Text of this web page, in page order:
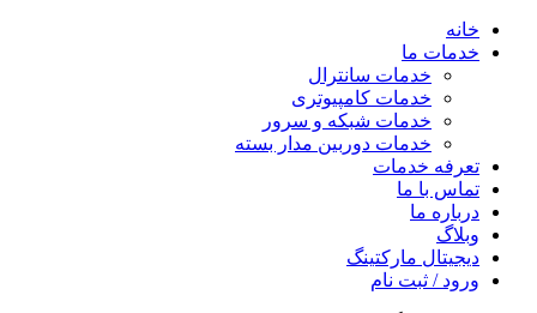
خانه
خدمات ما
خدمات سانترال
خدمات کامپیوتری
خدمات شبکه و سرور
خدمات دوربین مدار بسته
تعرفه خدمات
تماس با ما
درباره ما
وبلاگ
دیجیتال مارکتینگ
ورود / ثبت نام